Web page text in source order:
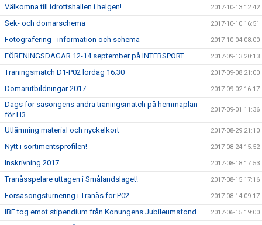
Välkomna till idrottshallen i helgen! 2017-10-13 12:42
Sek- och domarschema 2017-10-10 16:51
Fotografering - information och schema 2017-10-04 08:00
FÖRENINGSDAGAR 12-14 september på INTERSPORT 2017-09-13 20:13
Träningsmatch D1-P02 lördag 16:30 2017-09-08 21:00
Domarutbildningar 2017 2017-09-02 16:17
Dags för säsongens andra träningsmatch på hemmaplan
för H3
2017-09-01 11:36
Utlämning material och nyckelkort 2017-08-29 21:10
Nytt i sortimentsprofilen! 2017-08-24 15:52
Inskrivning 2017 2017-08-18 17:53
Tranåsspelare uttagen i Smålandslaget! 2017-08-15 17:16
Försäsongsturnering i Tranås för P02 2017-08-14 09:17
IBF tog emot stipendium från Konungens Jubileumsfond 2017-06-15 19:00